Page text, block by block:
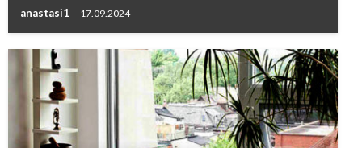
anastasi1 17.09.2024